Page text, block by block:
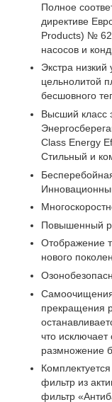
Полное
директиве
Products) №
насосов и
Экстра
цельнолитой
бесшовного
Высший класс
Class Energy
Стильный и
Повышенный
Отображение
нового
Самоочищения
прекращения
что исключает
размножение
фильтр из
фильтр